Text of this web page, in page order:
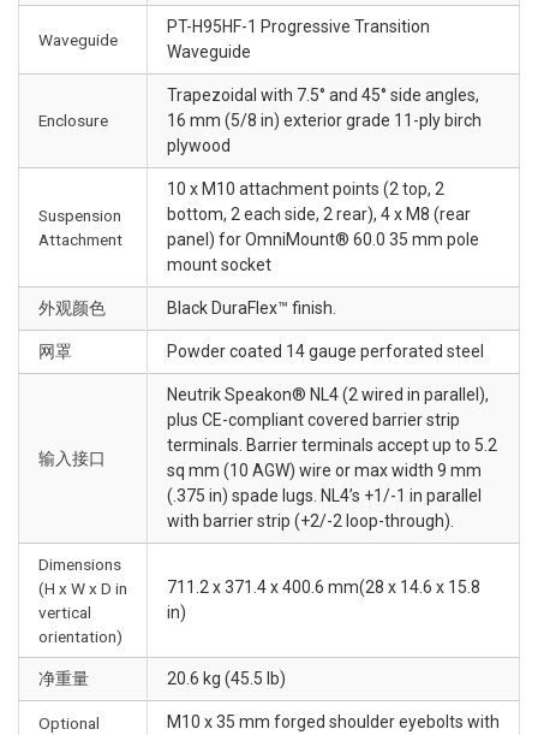
Waveguide
PT-H95HF-1 Progressive Transition
Waveguide
Enclosure
Trapezoidal with 7.5° and 45° side angles,
16 mm (5/8 in) exterior grade 11-ply birch
plywood
Suspension
Attachment
10 x M10 attachment points (2 top, 2
bottom, 2 each side, 2 rear), 4 x M8 (rear
panel) for OmniMount® 60.0 35 mm pole
mount socket
外观颜色 Black DuraFlex™ finish.
网罩 Powder coated 14 gauge perforated steel
输入接口
Neutrik Speakon® NL4 (2 wired in parallel),
plus CE-compliant covered barrier strip
terminals. Barrier terminals accept up to 5.2
sq mm (10 AGW) wire or max width 9 mm
(.375 in) spade lugs. NL4’s +1/-1 in parallel
with barrier strip (+2/-2 loop-through).
Dimensions
(H x W x D in
vertical
orientation)
711.2 x 371.4 x 400.6 mm(28 x 14.6 x 15.8
in)
净重量 20.6 kg (45.5 lb)
Optional
M10 x 35 mm forged shoulder eyebolts with